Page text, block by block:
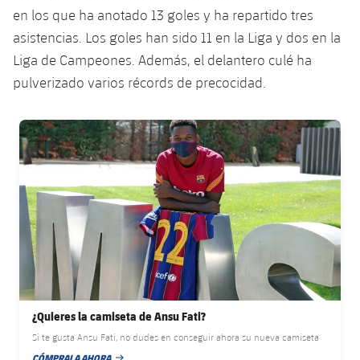
Jugadores
Historia
Palmarés
Clasificaciones
Juvenil
Infantil
Noticias
Atletismo
plusicon
más
Actualidad
Femenino
Agenda
Baloncesto en silla de ruedas
plusicon
más
Jugadores
Calendario
Resultados
Clasificaciones
Hockey sobre hielo
plusicon
más
Actualidad
Jugadores
Calendario
Resultados
Clasificaciones
Hockey hierba
plusicon
más
Noticias
Hockey Hierba Masculino
Hockey Hierba Femenino
Patinaje artístico
plusicon
más
Actualidad
Plantilla
Escuela de Patinaje
Rugby
plusicon
más
Actualidad
Voleibol
plusicon
más
en los que ha anotado 13 goles y ha repartido tres
asistencias. Los goles han sido 11 en la Liga y dos en la
Liga de Campeones. Además, el delantero culé ha
pulverizado varios récords de precocidad.
FC Barcelona club badge
¿Quieres la camiseta de Ansu Fati?
Si te gusta Ansu Fati, no dudes en conseguir ahora su nueva camiseta